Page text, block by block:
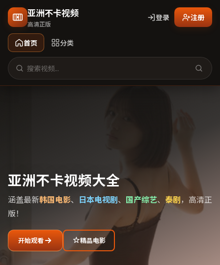
亚洲不卡视频
高清正版
首页 分类
登录 注册
亚洲不卡视频大全
涵盖最新韩国电影、 日本电视剧、 国产综艺、 泰剧，高清正
版！
开始观看 精品电影